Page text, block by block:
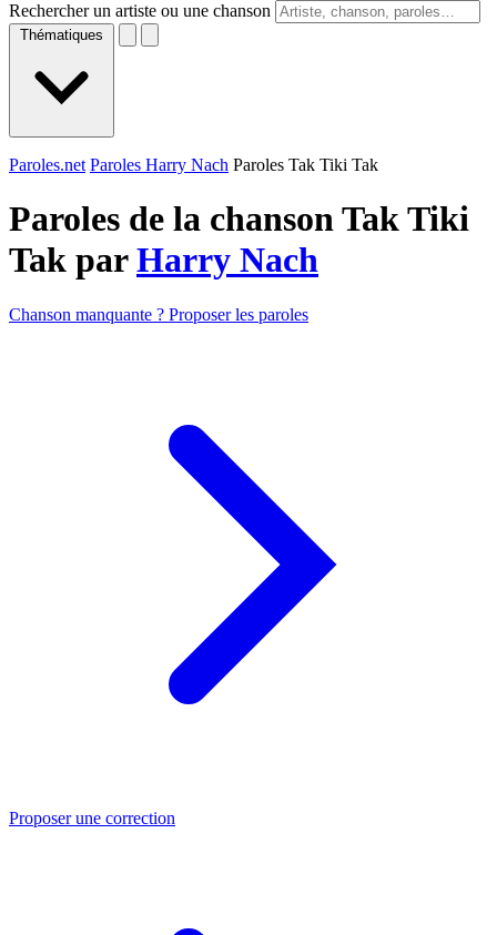
Rechercher un artiste ou une chanson
Thématiques
Paroles.net Paroles Harry Nach Paroles Tak Tiki Tak
Paroles de la chanson Tak Tiki
Tak parHarry Nach
Chanson manquante ? Proposer les paroles
Proposer une correction